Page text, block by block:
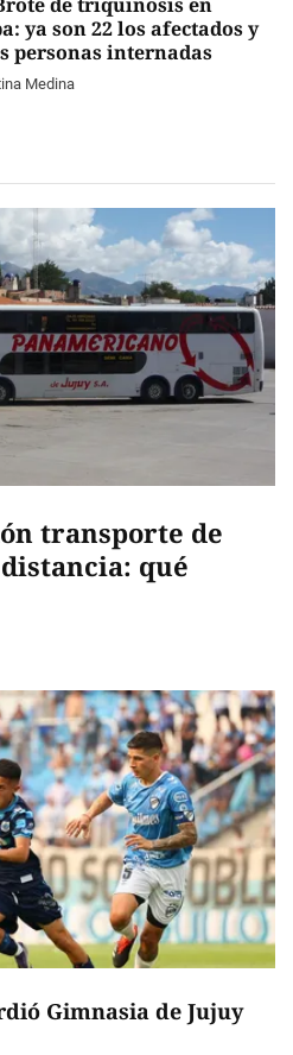
ya son 22 los afectados y
personas internadas
Medina
transporte de
qué
Gimnasia de Jujuy